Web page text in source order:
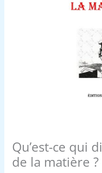
Qu’est-ce qui
de la matière ?